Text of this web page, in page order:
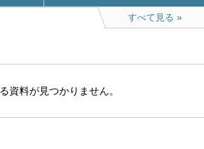
すべて見る
資料が見つかりません。